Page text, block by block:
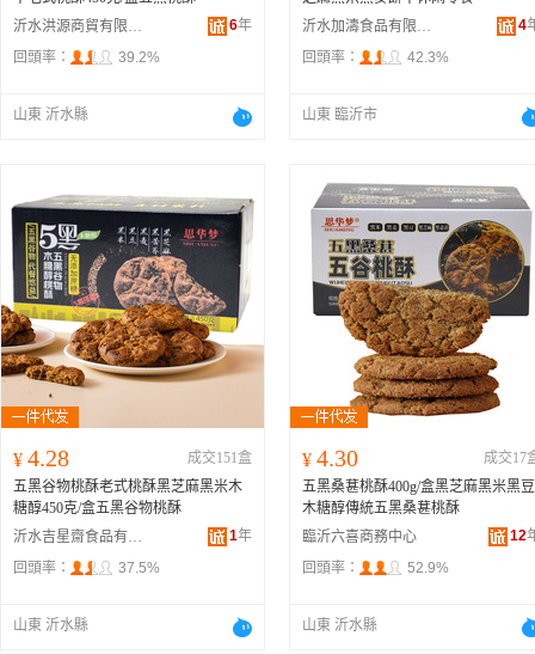
沂水洪源商貿有限公司
6年
回頭率：
39.2%
山東 沂水縣
沂水加濤食品有限公司
4
回頭率：
42.3%
山東 臨沂市
¥ 4.28
成交151盒
五黑谷物桃酥老式桃酥黑芝麻黑米木
糖醇450克/盒五黑谷物桃酥
沂水吉星齋食品有限公司
1年
回頭率：
37.5%
山東 沂水縣
¥ 4.30
成交17
五黑桑葚桃酥400g/盒黑芝麻黑米黑豆
木糖醇傳統五黑桑葚桃酥
臨沂六喜商務中心
12
回頭率：
52.9%
山東 沂水縣